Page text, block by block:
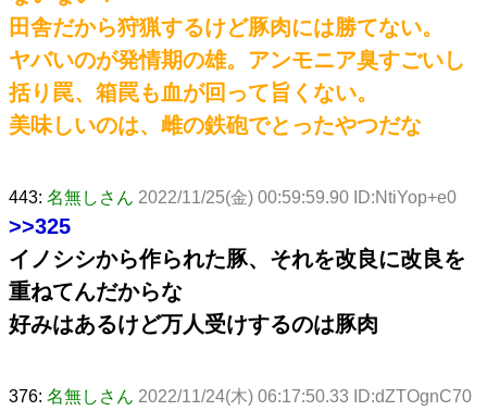
田舎だから狩猟するけど豚肉には勝てない。
ヤバいのが発情期の雄。アンモニア臭すごいし
括り罠、箱罠も血が回って旨くない。
美味しいのは、雌の鉄砲でとったやつだな
443: 名無しさん 2022/11/25(金) 00:59:59.90 ID:NtiYop+e0
>>325
イノシシから作られた豚、それを改良に改良を
重ねてんだからな
好みはあるけど万人受けするのは豚肉
376: 名無しさん 2022/11/24(木) 06:17:50.33 ID:dZTOgnC70